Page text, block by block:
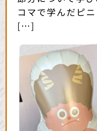
コマで学んだピ
[…]